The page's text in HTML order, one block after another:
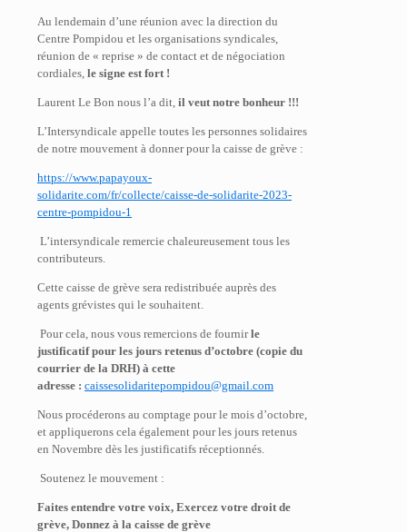
Au lendemain d’une réunion avec la direction du
Centre Pompidou et les organisations syndicales,
réunion de « reprise » de contact et de négociation
cordiales, le signe est fort !
Laurent Le Bon nous l’a dit, il veut notre bonheur !!!
L’Intersyndicale appelle toutes les personnes solidaires
de notre mouvement à donner pour la caisse de grève :
https://www.papayoux-
solidarite.com/fr/collecte/caisse-de-solidarite-2023-
centre-pompidou-1
L’intersyndicale remercie chaleureusement tous les
contributeurs.
Cette caisse de grève sera redistribuée auprès des
agents grévistes qui le souhaitent.
Pour cela, nous vous remercions de fournirle
justificatif pour les jours retenus d’octobre (copie du
courrier de la DRH) à cette
adresse : caissesolidaritepompidou@gmail.com
Nous procéderons au comptage pour le mois d’octobre,
et appliquerons cela également pour les jours retenus
en Novembre dès les justificatifs réceptionnés.
Soutenez le mouvement :
Faites entendre votre voix, Exercez votre droit de
grève, Donnez à la caisse de grève